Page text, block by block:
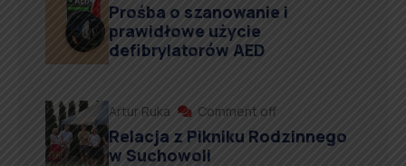
Prośba o szanowanie i
prawidłowe użycie
defibrylatorów AED
Artur Ruka Comment off
Relacja z Pikniku Rodzinnego
w Suchowoli